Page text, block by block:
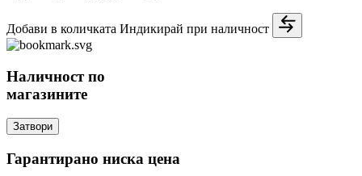
Добави в количката Индикирай при наличност
Наличност по
магазините
Затвори
Гарантирано ниска цена